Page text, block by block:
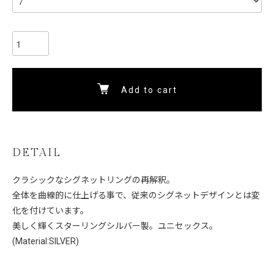
Add to cart
DETAIL
クラシックなシグネットリングの再解釈。
全体を曲線的に仕上げる事で、従来のシグネットデザインとは変
化を付けています。
美しく輝くスターリングシルバー製。ユニセックス。
(Material:SILVER)